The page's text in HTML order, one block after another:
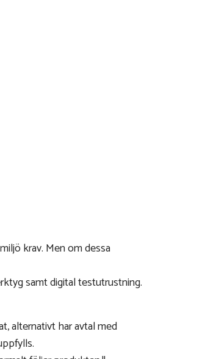
krav. Men om dessa
samt digital testutrustning.
alternativt har avtal med